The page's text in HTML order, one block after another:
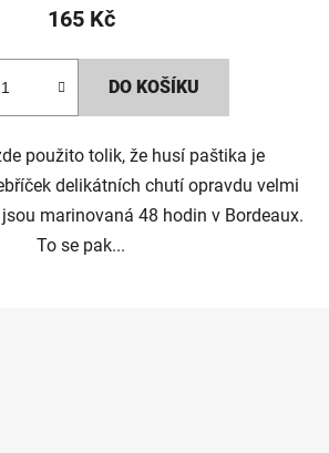
165 Kč
DO KOŠÍKU
použito tolik, že husí paštika je
delikátních chutí opravdu velmi
marinovaná 48 hodin v Bordeaux.
To se pak...